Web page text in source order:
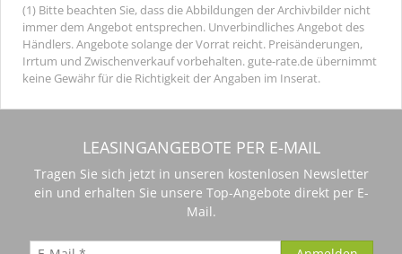
(1) Bitte beachten Sie, dass die Abbildungen der Archivbilder nicht
immer dem Angebot entsprechen. Unverbindliches Angebot des
Händlers. Angebote solange der Vorrat reicht. Preisänderungen,
Irrtum und Zwischenverkauf vorbehalten. gute-rate.de übernimmt
keine Gewähr für die Richtigkeit der Angaben im Inserat.
LEASINGANGEBOTE PER E-MAIL
Tragen Sie sich jetzt in unseren kostenlosen Newsletter
ein und erhalten Sie unsere Top-Angebote direkt per E-
Mail.